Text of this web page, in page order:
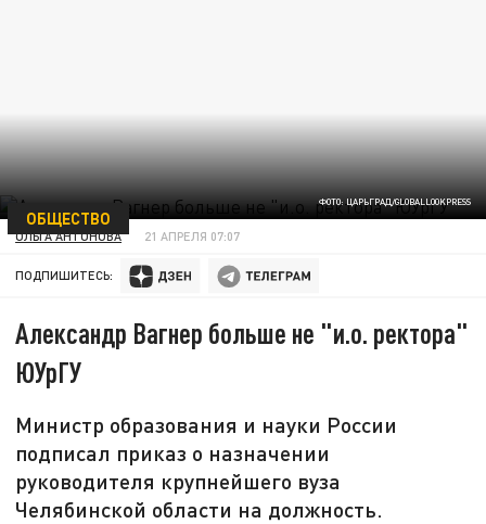
ФОТО: ЦАРЬГРАД/GLOBALLOOKPRESS
ОБЩЕСТВО
ОЛЬГА АНТОНОВА 21 АПРЕЛЯ 07:07
ПОДПИШИТЕСЬ:
Александр Вагнер больше не "и.о. ректора"
ЮУрГУ
Министр образования и науки России
подписал приказ о назначении
руководителя крупнейшего вуза
Челябинской области на должность.